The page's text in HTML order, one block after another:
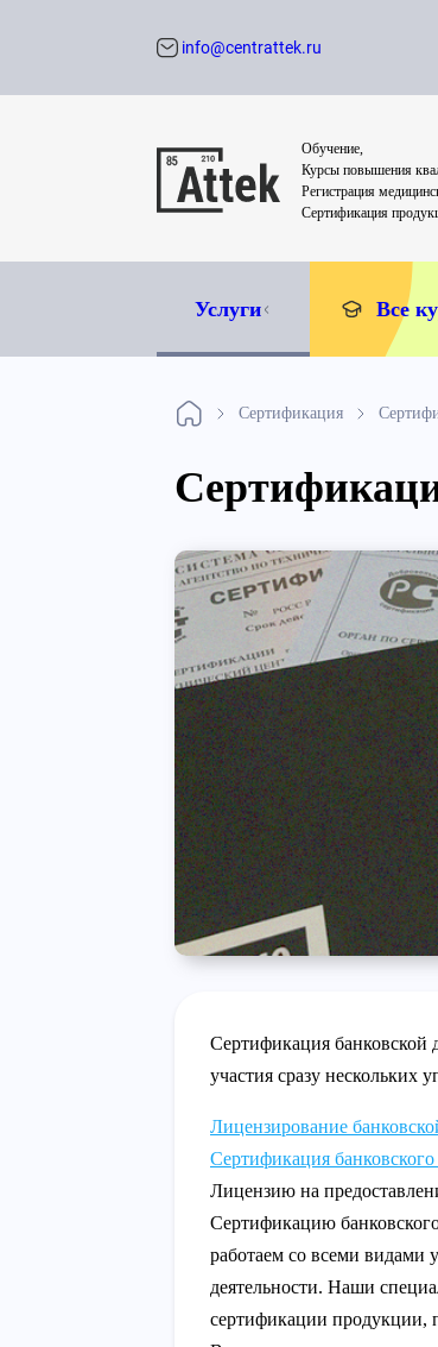
info@centrattek.ru
Обучение,
Курсы повышения
Регистрация
Сертификация
Услуги Все
Сертификация
Сертификация банковской
участия сразу нескольких
Лицензирование
Сертификация
Лицензию на
Сертификацию
работаем со всеми видами
деятельности. Наши
сертификации продукции,